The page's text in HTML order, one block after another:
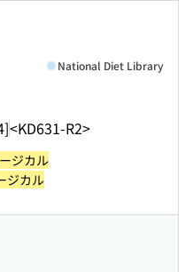
<KD631-R2>
National Diet Library
ジカル
ジカル